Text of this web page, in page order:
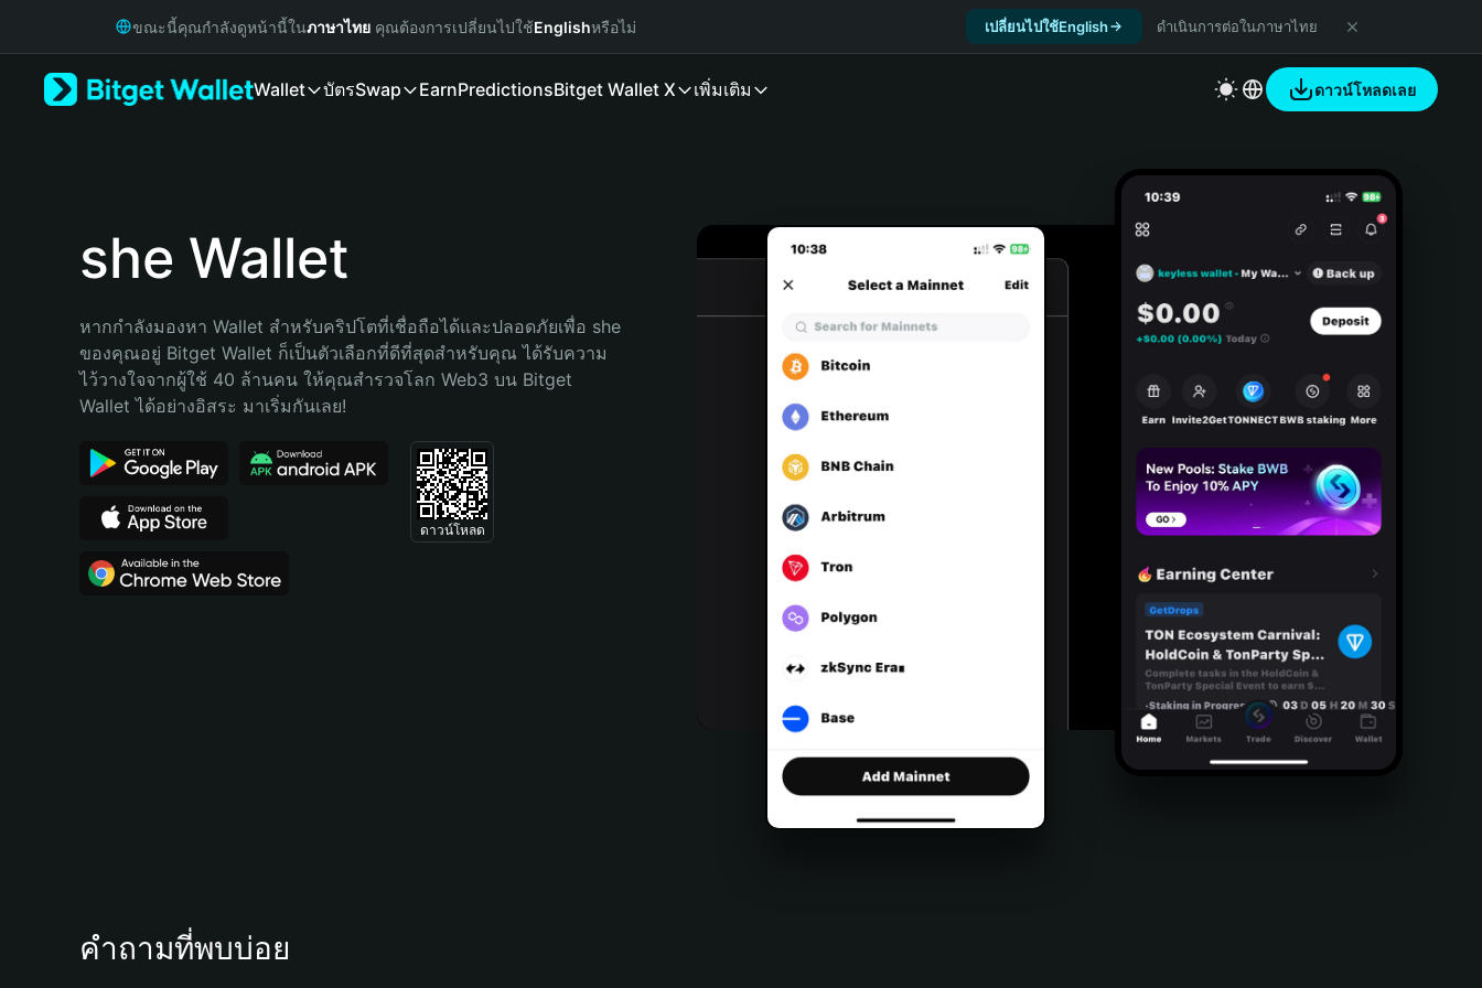
Русский
Bahasa Indonesia
Português (Brasil)
ขณะนี้คุณกำลังดูหน้านี้ในภาษาไทย คุณต้องการเปลี่ยนไปใช้Englishหรือไม่ เปลี่ยนไปใช้English ดำเนินการต่อในภาษาไทย
Wallet บัตรSwap EarnPredictionsBitget Wallet X เพิ่มเติม ดาวน์โหลดเลย
she Wallet
หากกำลังมองหา Wallet สำหรับคริปโตที่เชื่อถือได้และปลอดภัยเพื่อ she
ของคุณอยู่ Bitget Wallet ก็เป็นตัวเลือกที่ดีที่สุดสำหรับคุณ ได้รับความ
ไว้วางใจจากผู้ใช้ 40 ล้านคน ให้คุณสำรวจโลก Web3 บน Bitget
Wallet ได้อย่างอิสระ มาเริ่มกันเลย!
ดาวน์โหลด
คำถามที่พบบ่อย